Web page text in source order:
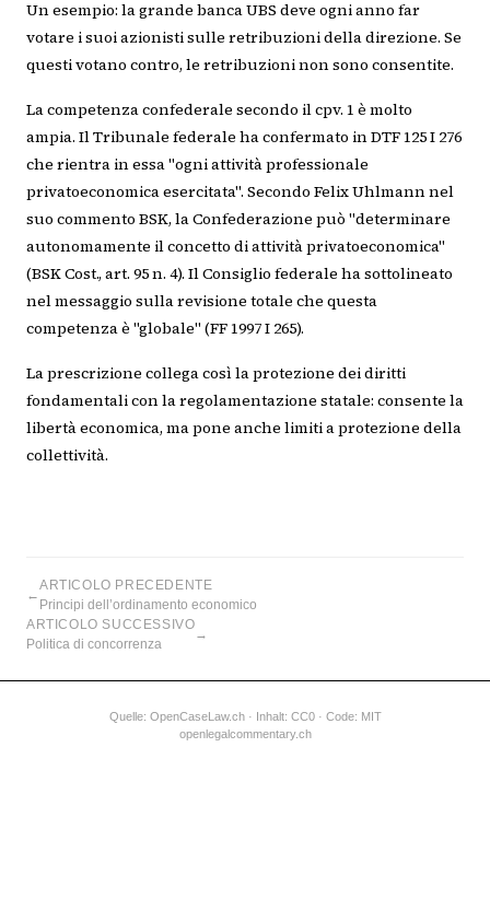
Un esempio: la grande banca UBS deve ogni anno far
votare i suoi azionisti sulle retribuzioni della direzione. Se
questi votano contro, le retribuzioni non sono consentite.
La competenza confederale secondo il cpv. 1 è molto
ampia. Il Tribunale federale ha confermato in DTF 125 I 276
che rientra in essa "ogni attività professionale
privatoeconomica esercitata". Secondo Felix Uhlmann nel
suo commento BSK, la Confederazione può "determinare
autonomamente il concetto di attività privatoeconomica"
(BSK Cost., art. 95 n. 4). Il Consiglio federale ha sottolineato
nel messaggio sulla revisione totale che questa
competenza è "globale" (FF 1997 I 265).
La prescrizione collega così la protezione dei diritti
fondamentali con la regolamentazione statale: consente la
libertà economica, ma pone anche limiti a protezione della
collettività.
←
ARTICOLO PRECEDENTE
Principi dell’ordinamento economico
ARTICOLO SUCCESSIVO
Politica di concorrenza
→
Quelle: OpenCaseLaw.ch· Inhalt: CC0 · Code: MIT
openlegalcommentary.ch